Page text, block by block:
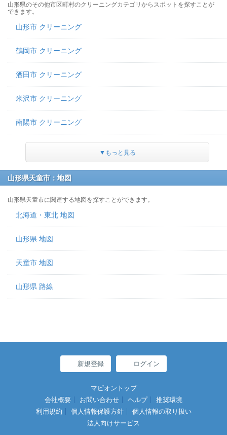
山形県のその他市区町村のクリーニングカテゴリからスポットを探すことが
できます。
山形市 クリーニング
鶴岡市 クリーニング
酒田市 クリーニング
米沢市 クリーニング
南陽市 クリーニング
▼もっと見る
山形県天童市：地図
山形県天童市に関連する地図を探すことができます。
北海道・東北 地図
山形県 地図
天童市 地図
山形県 路線
新規登録 ログイン
マピオントップ
会社概要
お問い合わせ ヘルプ
推奨環境
利用規約
個人情報保護方針
個人情報の取り扱い
法人向けサービス